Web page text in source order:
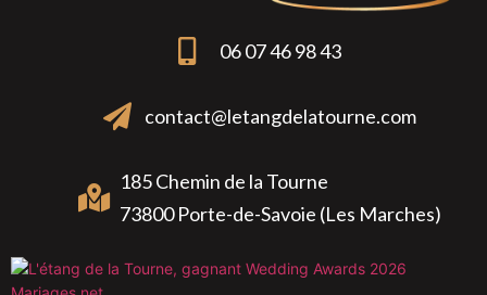
06 07 46 98 43
contact@letangdelatourne.com
185 Chemin de la Tourne
73800 Porte-de-Savoie (Les Marches)